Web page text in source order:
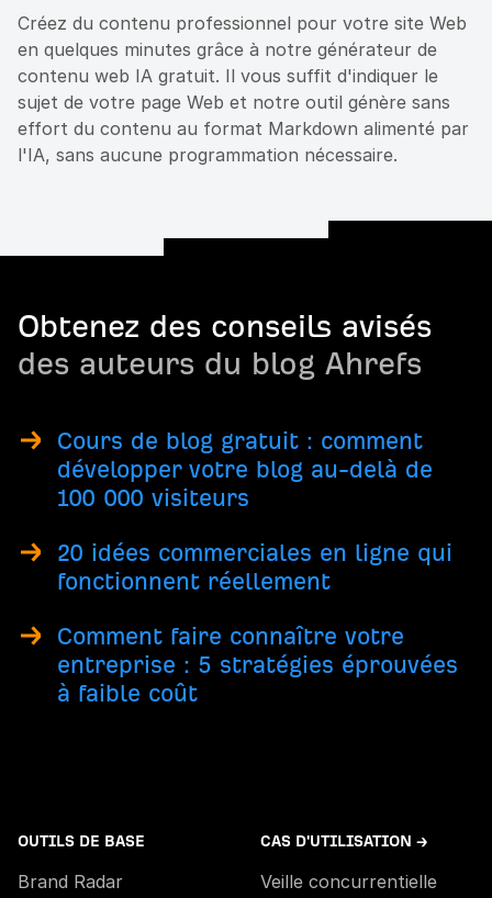
Créez du contenu professionnel pour votre site Web
en quelques minutes grâce à notre générateur de
contenu web IA gratuit. Il vous suffit d'indiquer le
sujet de votre page Web et notre outil génère sans
effort du contenu au format Markdown alimenté par
l'IA, sans aucune programmation nécessaire.
Obtenez des conseils avisés
des auteurs du blog Ahrefs
Cours de blog gratuit : comment
développer votre blog au-delà de
100 000 visiteurs
20 idées commerciales en ligne qui
fonctionnent réellement
Comment faire connaître votre
entreprise : 5 stratégies éprouvées
à faible coût
OUTILS DE BASE
Brand Radar
CAS D'UTILISATION →
Veille concurrentielle